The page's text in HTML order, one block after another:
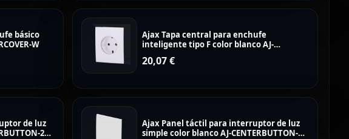
básico
W
Ajax Tapa central para enchufe
inteligente tipo F color blanco AJ-
20,07€
de luz
2G-
Ajax Panel táctil para interruptor de luz
simple color blanco AJ-CENTERBUTTON-